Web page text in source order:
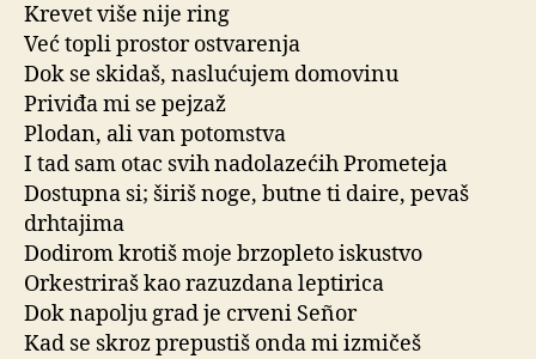
Krevet više nije ring
Već topli prostor ostvarenja
Dok se skidaš, naslućujem domovinu
Priviđa mi se pejzaž
Plodan, ali van potomstva
I tad sam otac svih nadolazećih Prometeja
Dostupna si; širiš noge, butne ti daire, pevaš
drhtajima
Dodirom krotiš moje brzopleto iskustvo
Orkestriraš kao razuzdana leptirica
Dok napolju grad je crveni Señor
Kad se skroz prepustiš onda mi izmičeš